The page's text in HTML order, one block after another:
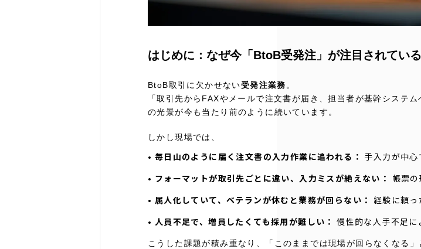
はじめに：なぜ今「BtoB受発注」が注目されてい
BtoB取引に欠かせない受発注業務。
「取引先からFAXやメールで注文書が届き、担当者が基幹システ
の光景が今も当たり前のように続いています。
しかし現場では、
• 毎日山のように届く注文書の入力作業に追われる： 手入力が中心
• フォーマットが取引先ごとに違い、入力ミスが絶えない： 帳票
• 属人化していて、ベテランが休むと業務が回らない： 経験に頼っ
• 人員不足で、増員したくても採用が難しい： 慢性的な人手不足に
こうした課題が積み重なり、「このままでは現場が回らなくなる